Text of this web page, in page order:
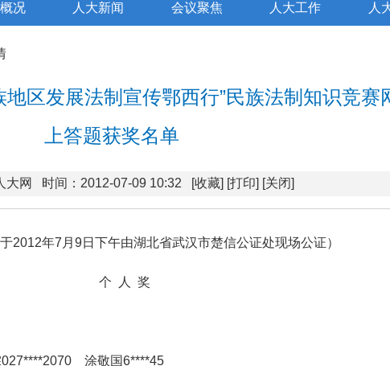
况 人大新闻 会议聚焦 人大工作 人
地区发展法制宣传鄂西行”民族法制知识竞赛
上答题获奖名单
大网 时间：2012-07-09 10:32 [收藏] [打印] [关闭]
2012年7月9日下午由湖北省武汉市楚信公证处现场公证）
个 人 奖
涂敬国6****45